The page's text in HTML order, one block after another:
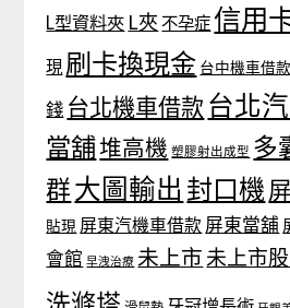
L型資料夾 L夾 不孕症 信用
現 刷卡換現金 台中機車借款
錢 台北機車借款 台北
當舖堆高機 塑膠射出成型 多
群大圖輸出 封口機
貼現 屏東汽機車借款 屏東當舖
會館 早洩治療 未上市 未上市